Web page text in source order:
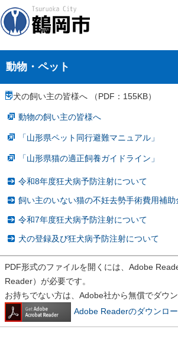
動物・ペット
犬の飼い主の皆様へ （PDF：155KB）
動物の飼い主の皆様へ
「山形県ペット同行避難マニュアル」
「山形県猫の適正飼養ガイドライン」
令和8年度狂犬病予防注射について
飼い主のいない猫の不妊去勢手術費用補助
令和7年度狂犬病予防注射について
犬の登録及び狂犬病予防注射について
PDF形式のファイルを開くには、Adobe
Reader）が必要です。
お持ちでない方は、Adobe社から無償でダウン
Adobe Readerのダウンロ